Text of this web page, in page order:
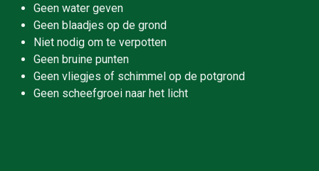
Geen water geven
Geen blaadjes op de grond
Niet nodig om te verpotten
Geen bruine punten
Geen vliegjes of schimmel op de potgrond
Geen scheefgroei naar het licht